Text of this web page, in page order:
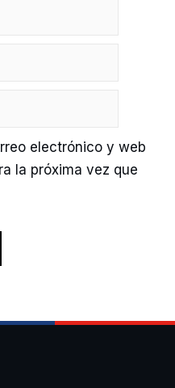
electrónico y web
la próxima vez que